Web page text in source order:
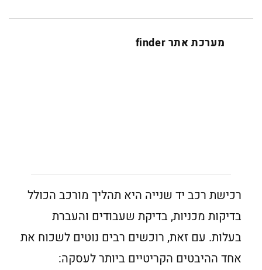
מערכת אתר finder
רכישת רכב יד שנייה היא תהליך מורכב הכולל
בדיקות מכניות, בדיקת שעבודים והעברת
בעלות. עם זאת, רוכשים רבים נוטים לשכוח את
אחד ההיבטים הקריטיים ביותר לעסקה: